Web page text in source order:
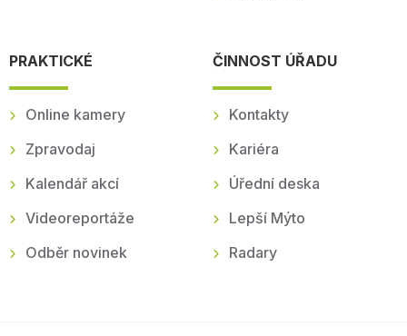
PRAKTICKÉ
Online kamery
Zpravodaj
Kalendář akcí
Videoreportáže
Odběr novinek
ČINNOST ÚŘADU
Kontakty
Kariéra
Úřední deska
Lepší Mýto
Radary